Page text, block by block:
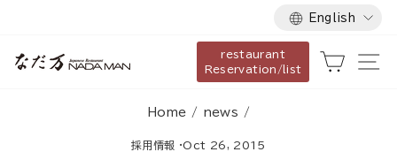
content
Language
English
restaurant
Reservation/list
Cart
Home / news /
採用情報 ·Oct 26, 2015